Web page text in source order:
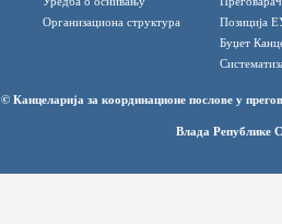
Организациона структура
Позиција
Буџет
© Канцеларија за координационе послове у
Влада Републике